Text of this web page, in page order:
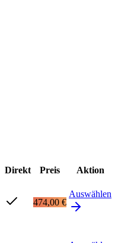
Direkt Preis
Aktion
474,00 €
Auswählen